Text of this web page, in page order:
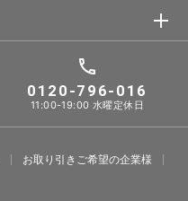
0120-796-016
11:00-19:00 水曜定休日
お取り引きご希望の企業様